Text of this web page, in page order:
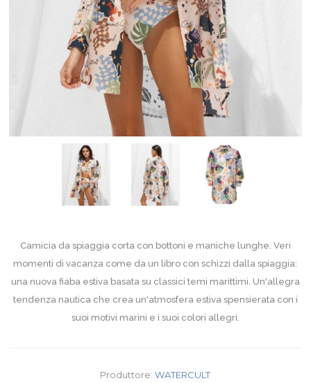
Camicia da spiaggia corta con bottoni e maniche lunghe. Veri
momenti di vacanza come da un libro con schizzi dalla spiaggia:
una nuova fiaba estiva basata su classici temi marittimi. Un'allegra
tendenza nautica che crea un'atmosfera estiva spensierata con i
suoi motivi marini e i suoi colori allegri.
Produttore: WATERCULT